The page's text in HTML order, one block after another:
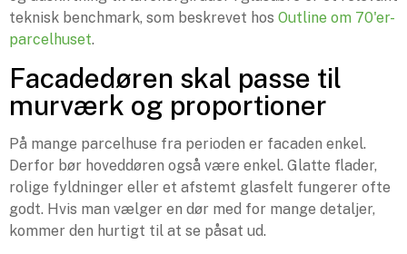
teknisk benchmark, som beskrevet hos Outline om 70'er-
parcelhuset.
Facadedøren skal passe til
murværk og proportioner
På mange parcelhuse fra perioden er facaden enkel.
Derfor bør hoveddøren også være enkel. Glatte flader,
rolige fyldninger eller et afstemt glasfelt fungerer ofte
godt. Hvis man vælger en dør med for mange detaljer,
kommer den hurtigt til at se påsat ud.